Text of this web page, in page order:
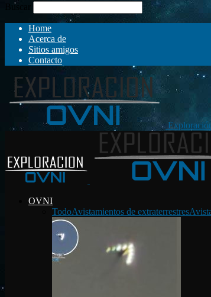
Buscar
Home
Acerca de
Sitios amigos
Contacto
OVNI
TodoAvistamientos de extraterrestres